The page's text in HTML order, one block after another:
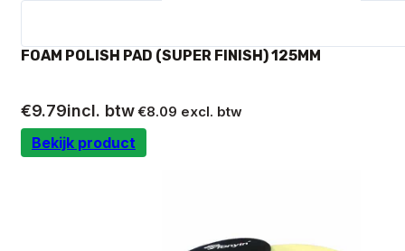
FOAM POLISH PAD (SUPER FINISH) 125MM
€9.79incl. btw€8.09 excl. btw
Bekijk product